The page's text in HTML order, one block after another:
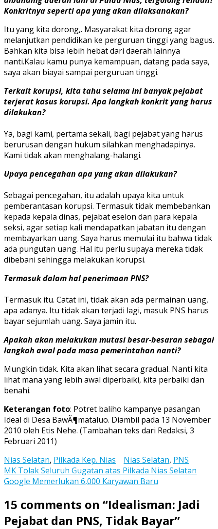
Konkritnya seperti apa yang akan dilaksanakan?
Itu yang kita dorong,. Masyarakat kita dorong agar
melanjutkan pendidikan ke perguruan tinggi yang bagus.
Bahkan kita bisa lebih hebat dari daerah lainnya
nanti.Kalau kamu punya kemampuan, datang pada saya,
saya akan biayai sampai perguruan tinggi.
Terkait korupsi, kita tahu selama ini banyak pejabat
terjerat kasus korupsi. Apa langkah konkrit yang harus
dilakukan?
Ya, bagi kami, pertama sekali, bagi pejabat yang harus
berurusan dengan hukum silahkan menghadapinya.
Kami tidak akan menghalang-halangi.
Upaya pencegahan apa yang akan dilakukan?
Sebagai pencegahan, itu adalah upaya kita untuk
pemberantasan korupsi. Termasuk tidak membebankan
kepada kepala dinas, pejabat eselon dan para kepala
seksi, agar setiap kali mendapatkan jabatan itu dengan
membayarkan uang. Saya harus memulai itu bahwa tidak
ada pungutan uang. Hal itu perlu supaya mereka tidak
dibebani sehingga melakukan korupsi.
Termasuk dalam hal penerimaan PNS?
Termasuk itu. Catat ini, tidak akan ada permainan uang,
apa adanya. Itu tidak akan terjadi lagi, masuk PNS harus
bayar sejumlah uang. Saya jamin itu.
Apakah akan melakukan mutasi besar-besaran sebagai
langkah awal pada masa pemerintahan nanti?
Mungkin tidak. Kita akan lihat secara gradual. Nanti kita
lihat mana yang lebih awal diperbaiki, kita perbaiki dan
benahi.
Keterangan foto: Potret baliho kampanye pasangan
Ideal di Desa BawÃ¶mataluo. Diambil pada 13 November
2010 oleh Etis Nehe. (Tambahan teks dari Redaksi, 3
Februari 2011)
Nias Selatan, Pilkada Kep. Nias Nias Selatan, PNS
Post
navigation
MK Tolak Seluruh Gugatan atas Pilkada Nias Selatan
Google Memerlukan 6,000 Karyawan Baru
15 comments on “Idealisman: Jadi
Pejabat dan PNS, Tidak Bayar”